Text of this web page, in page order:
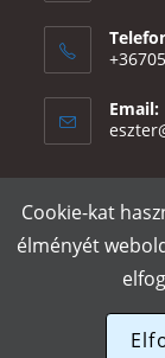
Email:
Rólunk
Cookie-kat
élményét